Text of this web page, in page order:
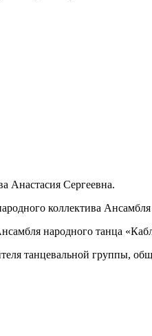
Анастасия Сергеевна.
коллектива
народного танца
танцевальной группы,